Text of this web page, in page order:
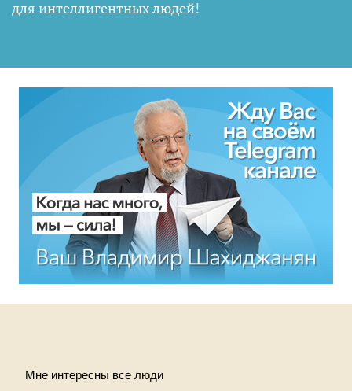
для интеллигентных людей!
Мне интересны все люди